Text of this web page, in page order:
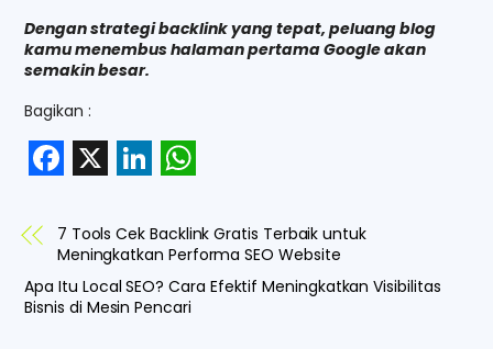
Dengan strategi backlink yang tepat, peluang blog
kamu menembus halaman pertama Google akan
semakin besar.
Bagikan :
a
e
i
n
k
h
a
t
7 Tools Cek Backlink Gratis Terbaik untuk
Meningkatkan Performa SEO Website
Apa Itu Local SEO? Cara Efektif Meningkatkan Visibilitas
Bisnis di Mesin Pencari